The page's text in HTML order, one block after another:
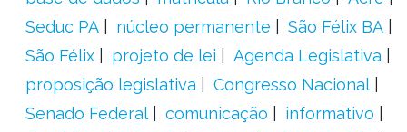
Seduc PA
núcleo permanente
São Félix BA
São Félix
projeto de lei
Agenda Legislativa
proposição legislativa
Congresso Nacional
Senado Federal
comunicação
informativo